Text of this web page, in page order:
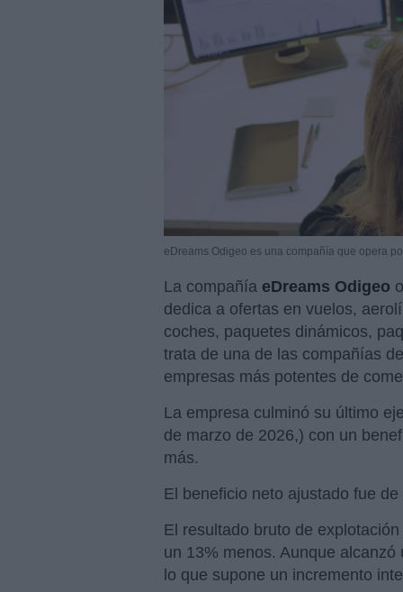
eDreams Odigeo es una compañía que opera
La compañía eDreams Odigeo
dedica a ofertas en vuelos,
coches, paquetes dinámicos,
trata de una de las compañías
empresas más potentes de
La empresa culminó su último
de marzo de 2026,) con un
más.
El beneficio neto ajustado fue
El resultado bruto de
un 13% menos. Aunque
lo que supone un incremento